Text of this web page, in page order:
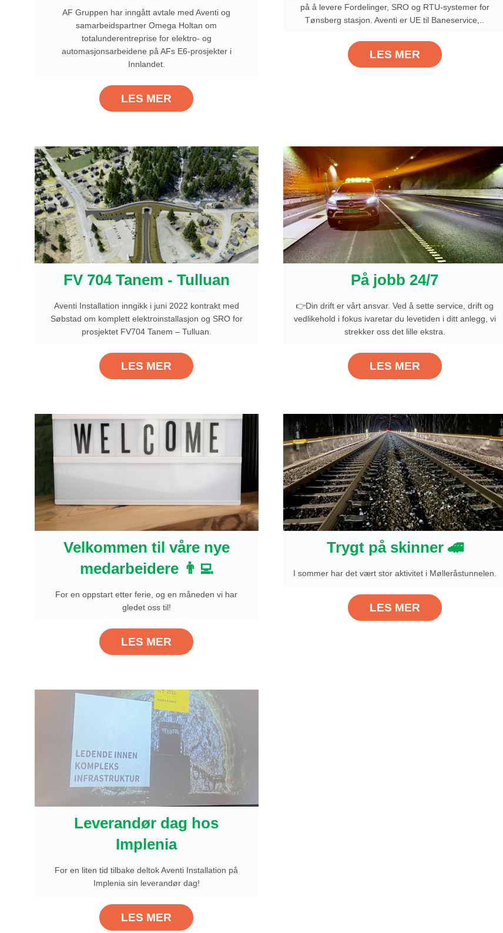
AF Gruppen har inngått avtale med Aventi og
samarbeidspartner Omega Holtan om
totalunderentreprise for elektro- og
automasjonsarbeidene på AFs E6-prosjekter i
Innlandet.
LES MER
på å levere Fordelinger, SRO og RTU-systemer for
Tønsberg stasjon. Aventi er UE til Baneservice,..
LES MER
FV 704 Tanem - Tulluan
Aventi Installation inngikk i juni 2022 kontrakt med
Søbstad om komplett elektroinstallasjon og SRO for
prosjektet FV704 Tanem – Tulluan.
LES MER
På jobb 24/7
👉Din drift er vårt ansvar. Ved å sette service, drift og
vedlikehold i fokus ivaretar du levetiden i ditt anlegg, vi
strekker oss det lille ekstra.
LES MER
Velkommen til våre nye
medarbeidere 👨‍💻
For en oppstart etter ferie, og en måneden vi har
gledet oss til!
LES MER
Trygt på skinner 🚄
I sommer har det vært stor aktivitet i Mølleråstunnelen.
LES MER
Leverandør dag hos
Implenia
For en liten tid tilbake deltok Aventi Installation på
Implenia sin leverandør dag!
LES MER